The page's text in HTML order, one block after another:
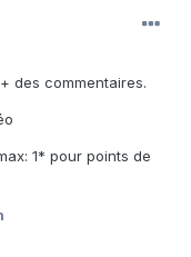
des commentaires.
1* pour points de